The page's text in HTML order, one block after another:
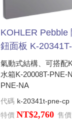
KOHLER Pebble
鈕面板 K-
氣動式結構、可搭配
水箱K-20008T-PNE-
PNE-NA
代碼 k-20341t-pne-cp
特價 NT$2,760 售價